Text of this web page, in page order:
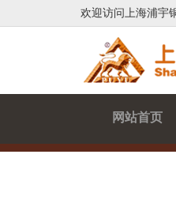
欢迎访问上海浦宇
网站首页